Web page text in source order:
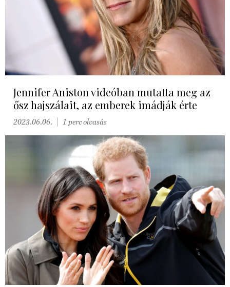
Jennifer Aniston videóban mutatta meg az
ősz hajszálait, az emberek imádják érte
2023.06.06. 1 perc olvasás